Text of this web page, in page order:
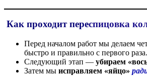
Как проходит переспицовка
Перед началом работ мы делаем
быстро и правильно с первого раза.
Следующий этап — убираем
Затем мы исправляем «яйцо»